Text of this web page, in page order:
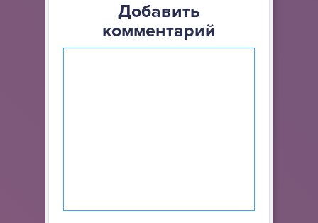
Добавить
комментарий